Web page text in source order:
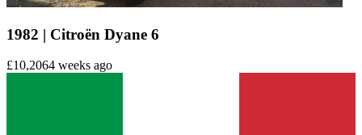
1982 | Citroën Dyane 6
£10,2064 weeks ago